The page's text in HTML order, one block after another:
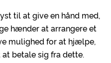
til at give en hånd med,
hænder at arrangere et
mulighed for at hjælpe,
betale sig fra dette.